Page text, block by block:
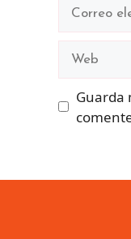
Guarda